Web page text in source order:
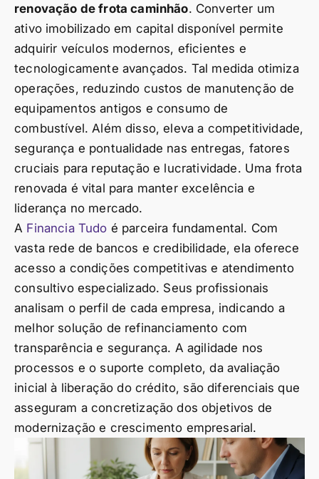
renovação de frota caminhão. Converter um
ativo imobilizado em capital disponível permite
adquirir veículos modernos, eficientes e
tecnologicamente avançados. Tal medida otimiza
operações, reduzindo custos de manutenção de
equipamentos antigos e consumo de
combustível. Além disso, eleva a competitividade,
segurança e pontualidade nas entregas, fatores
cruciais para reputação e lucratividade. Uma frota
renovada é vital para manter excelência e
liderança no mercado.
A Financia Tudo é parceira fundamental. Com
vasta rede de bancos e credibilidade, ela oferece
acesso a condições competitivas e atendimento
consultivo especializado. Seus profissionais
analisam o perfil de cada empresa, indicando a
melhor solução de refinanciamento com
transparência e segurança. A agilidade nos
processos e o suporte completo, da avaliação
inicial à liberação do crédito, são diferenciais que
asseguram a concretização dos objetivos de
modernização e crescimento empresarial.